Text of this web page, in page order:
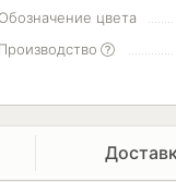
Обозначение цвета
Производство